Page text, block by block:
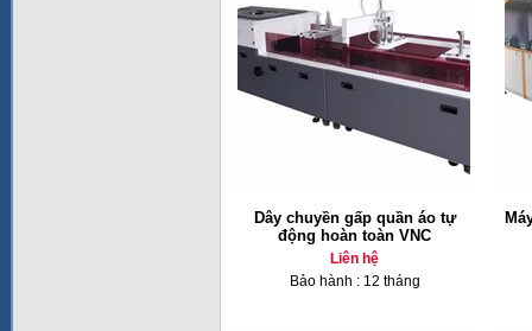
Dây chuyền gấp quần áo tự
động hoàn toàn VNC
Liên hệ
Bảo hành : 12 tháng